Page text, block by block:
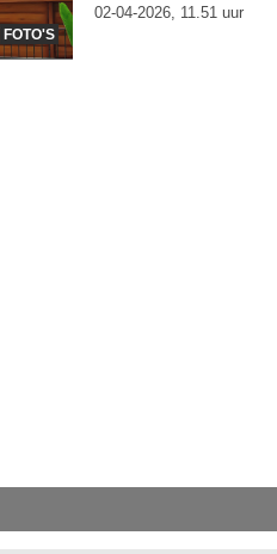
FOTO'S
02-04-2026, 11.51 uur